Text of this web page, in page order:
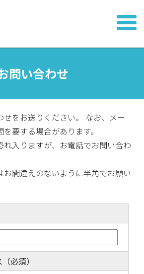
問い合わせ
せをお送りください。 なお、メー
要する場合があります。
れ入りますが、お電話でお問い合わ
間違えのないように半角でお願い
（必須）